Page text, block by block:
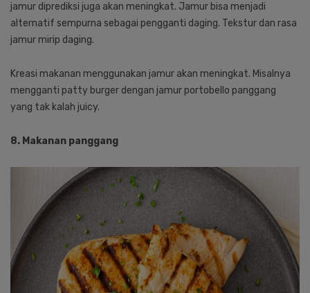
jamur diprediksi juga akan meningkat. Jamur bisa menjadi
alternatif sempurna sebagai pengganti daging. Tekstur dan rasa
jamur mirip daging.
Kreasi makanan menggunakan jamur akan meningkat. Misalnya
mengganti patty burger dengan jamur portobello panggang
yang tak kalah juicy.
8. Makanan panggang